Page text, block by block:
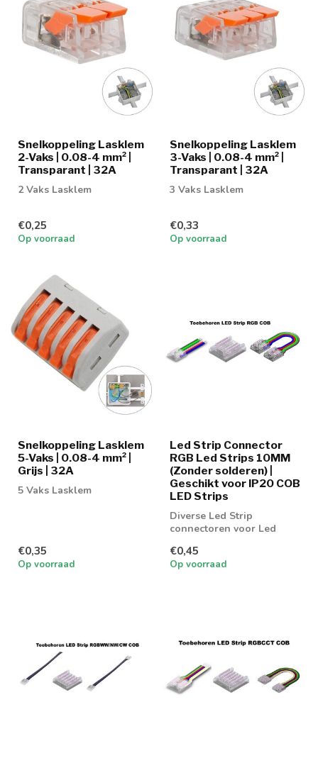
Snelkoppeling Lasklem
2-Vaks | 0.08-4 mm² |
Transparant | 32A
2 Vaks Lasklem
€0,25
Op voorraad
Snelkoppeling Lasklem
3-Vaks | 0.08-4 mm² |
Transparant | 32A
3 Vaks Lasklem
€0,33
Op voorraad
Snelkoppeling Lasklem
5-Vaks | 0.08-4 mm² |
Grijs | 32A
5 Vaks Lasklem
€0,35
Op voorraad
Led Strip Connector
RGB Led Strips 10MM
(Zonder solderen) |
Geschikt voor IP20 COB
LED Strips
Diverse Led Strip
connectoren voor Led
€0,45
Op voorraad